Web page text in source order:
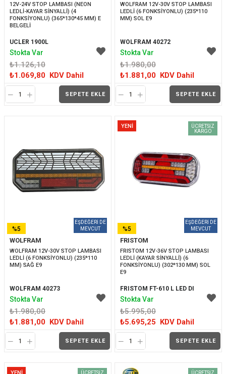
12V-24V STOP LAMBASI (NEON
LEDLİ-KAYAR SİNYALLİ) (4
FONKSİYONLU) (365*130*45 MM) E
BELGELİ
UCLER 1900L
₺1.126,10
₺1.069,80 KDV Dahil
SEPETE EKLE
Stokta Var
WOLFRAM 12V-30V STOP LAMBASI
LEDLİ (6 FONKSİYONLU) (235*110
MM) SOL E9
WOLFRAM 40272
₺1.980,00
₺1.881,00 KDV Dahil
SEPETE EKLE
Stokta Var
WOLFRAM
WOLFRAM 12V-30V STOP LAMBASI
LEDLİ (6 FONKSİYONLU) (235*110
MM) SAĞ E9
WOLFRAM 40273
₺1.980,00
₺1.881,00 KDV Dahil
SEPETE EKLE
%5
İNDIRIM
Stokta Var
FRISTOM
FRISTOM 12V-36V STOP LAMBASI
LEDLİ (KAYAR SİNYALLİ) (6
FONKSİYONLU) (302*130 MM) SOL
E9
FRISTOM FT-610 L LED DI
₺5.995,00
₺5.695,25 KDV Dahil
SEPETE EKLE
%5
İNDIRIM
ÜCRETSIZ
KARGO
YENI
Stokta Var
ÜCRETSIZ
YENI ÜCRETSIZ